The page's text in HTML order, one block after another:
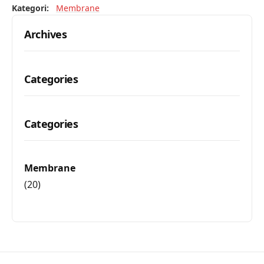
Kategori: Membrane
Archives
Categories
Categories
Membrane
(20)